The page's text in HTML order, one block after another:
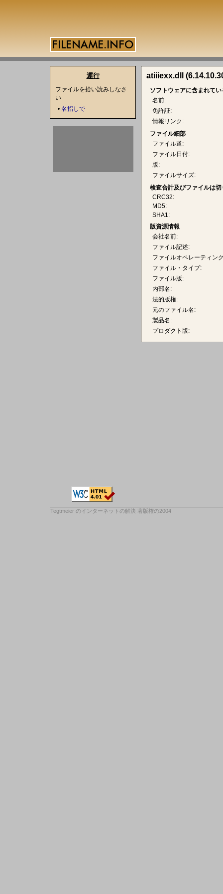
atiiiexx.dll
ソフトウェアに含まれてい
名前:
免許証:
情報リンク:
ファイル細部
ファイル道:
ファイル日付:
版:
ファイルサイズ:
検査合計及びファイルは切
CRC32:
MD5:
SHA1:
版資源情報
会社名前:
ファイル記述:
ファイルオペレーティン
ファイル・タイプ:
ファイル版:
内部名:
法的版権:
元のファイル名:
製品名:
プロダクト版:
運行
ファイルを拾い読みしなさ
い
• 名指しで
Tegtmeier のインターネットの解決 著版権の2004